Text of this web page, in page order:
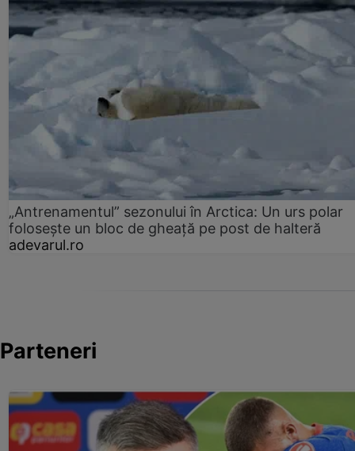
„Antrenamentul” sezonului în Arctica: Un urs polar
folosește un bloc de gheață pe post de halteră
adevarul.ro
Parteneri